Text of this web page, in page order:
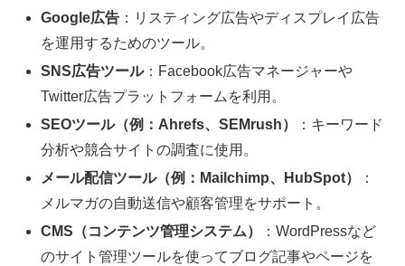
Google広告 ：リスティング広告やディスプレイ広告
を運用するためのツール。
SNS広告ツール：Facebook広告マネージャーや
Twitter広告プラットフォームを利用。
SEOツール（例：Ahrefs、SEMrush）
：キーワード
分析や競合サイトの調査に使用。
メール配信ツール（例：Mailchimp、HubSpot）
：
メルマガの自動送信や顧客管理をサポート。
CMS（コンテンツ管理システム）
：WordPressなど
のサイト管理ツールを使ってブログ記事やページを